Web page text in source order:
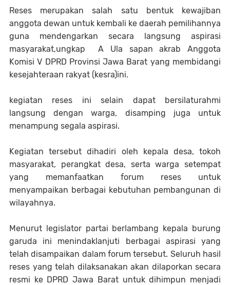
Reses merupakan salah satu bentuk kewajiban
anggota dewan untuk kembali ke daerah pemilihannya
guna mendengarkan secara langsung aspirasi
masyarakat,ungkap A Ula sapan akrab Anggota
Komisi V DPRD Provinsi Jawa Barat yang membidangi
kesejahteraan rakyat (kesra)ini.
kegiatan reses ini selain dapat bersilaturahmi
langsung dengan warga, disamping juga untuk
menampung segala aspirasi.
Kegiatan tersebut dihadiri oleh kepala desa, tokoh
masyarakat, perangkat desa, serta warga setempat
yang memanfaatkan forum reses untuk
menyampaikan berbagai kebutuhan pembangunan di
wilayahnya.
Menurut legislator partai berlambang kepala burung
garuda ini menindaklanjuti berbagai aspirasi yang
telah disampaikan dalam forum tersebut. Seluruh hasil
reses yang telah dilaksanakan akan dilaporkan secara
resmi ke DPRD Jawa Barat untuk dihimpun menjadi